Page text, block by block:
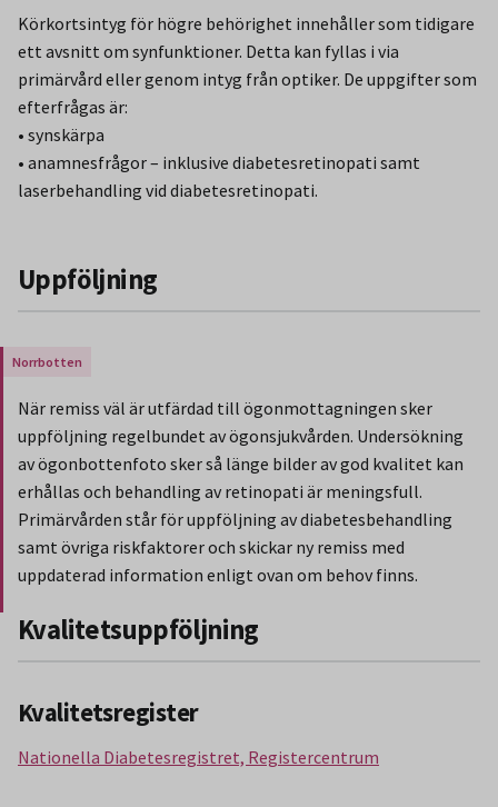
Körkortsintyg för högre behörighet innehåller som tidigare
ett avsnitt om synfunktioner. Detta kan fyllas i via
primärvård eller genom intyg från optiker. De uppgifter som
efterfrågas är:
• synskärpa
• anamnesfrågor – inklusive diabetesretinopati samt
laserbehandling vid diabetesretinopati.
Uppföljning
Gäller endast för Region Norrbotten.
När remiss väl är utfärdad till ögonmottagningen sker
uppföljning regelbundet av ögonsjukvården. Undersökning
av ögonbottenfoto sker så länge bilder av god kvalitet kan
erhållas och behandling av retinopati är meningsfull.
Primärvården står för uppföljning av diabetesbehandling
samt övriga riskfaktorer och skickar ny remiss med
uppdaterad information enligt ovan om behov finns.
Slut på stycket som endast gäller Region Norbotten.
Kvalitetsuppföljning
Kvalitetsregister
Nationella Diabetesregistret, Registercentrum